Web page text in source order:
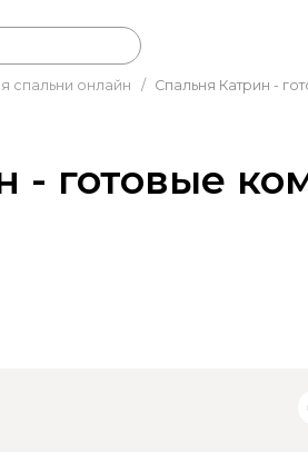
спальни онлайн / Спальня Катрин -
- готовые